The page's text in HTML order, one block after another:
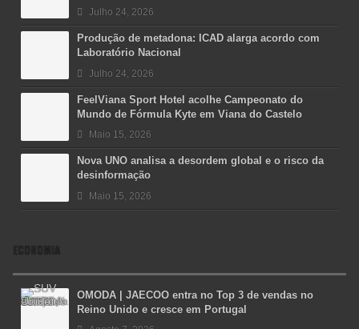
Julho 24, 2026
Produção de metadona: ICAD alarga acordo com
Laboratório Nacional
Julho 24, 2026
FeelViana Sport Hotel acolhe Campeonato do
Mundo de Fórmula Kyte em Viana do Castelo
Maio 15, 2026
Nova UNO analisa a desordem global e o risco da
desinformação
Maio 15, 2026
ECONOMIA
OMODA | JAECOO entra no Top 3 de vendas no
Reino Unido e cresce em Portugal